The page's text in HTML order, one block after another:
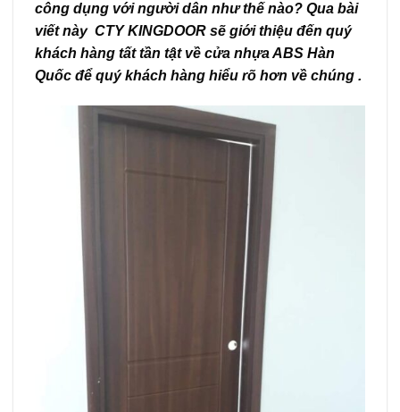
công dụng với người dân như thế nào? Qua bài
viết này CTY KINGDOOR sẽ giới thiệu đến quý
khách hàng tất tần tật về cửa nhựa ABS Hàn
Quốc để quý khách hàng hiểu rõ hơn về chúng .